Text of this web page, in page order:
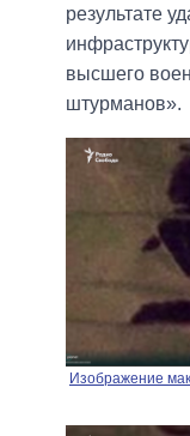
результате
высшего
штурманов».
Изображение